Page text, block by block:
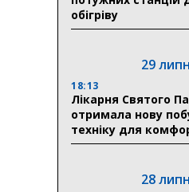
обігріву
29
18:13
Лікарня Святого
отримала нову
техніку для
28